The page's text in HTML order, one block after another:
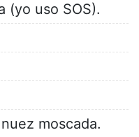
(yo uso SOS).
moscada.